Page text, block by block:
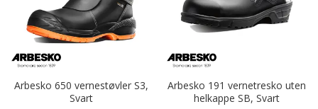
Arbesko 650 vernestøvler S3,
Svart
Arbesko 191 vernetresko uten
helkappe SB, Svart